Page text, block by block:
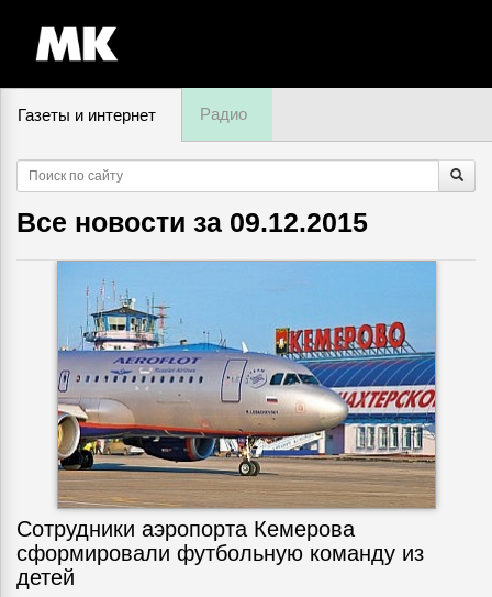
Газеты и интернет Радио
Все новости за 09.12.2015
Сотрудники аэропорта Кемерова
сформировали футбольную команду из
детей